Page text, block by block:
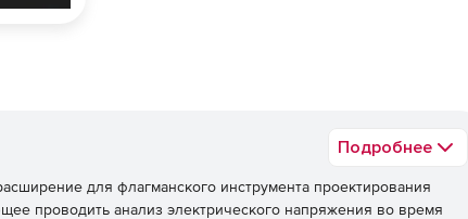
Подробнее
для флагманского инструмента проектирования
проводить анализ электрического напряжения во время